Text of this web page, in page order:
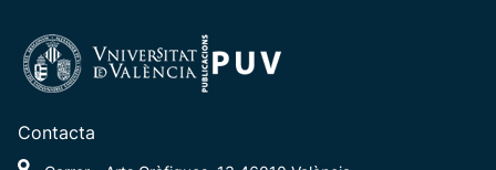
Contacta